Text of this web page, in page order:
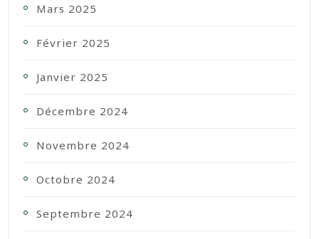
Mars 2025
Février 2025
Janvier 2025
Décembre 2024
Novembre 2024
Octobre 2024
Septembre 2024